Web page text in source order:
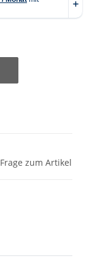
Frage zum Artikel